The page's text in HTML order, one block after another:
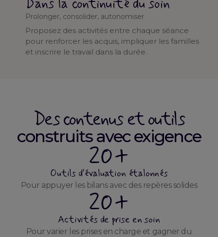
Dans la continuité du soin
Prolonger, consolider, autonomiser
Proposez des activités entre chaque séance
pour renforcer les acquis, impliquer les familles
et inscrire le travail dans la durée.
Des contenus et outils
construits avec exigence
20+
Outils d'évaluation étalonnés
Pour appuyer les bilans avec des repères solides
20+
Activités de prise en soin
Pour varier les prises en charge et gagner du